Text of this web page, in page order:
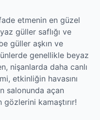
etmenin en güzel
güller saflığı ve
güller aşkın ve
genellikle beyaz
nişanlarda daha canlı
etkinliğin havasını
salonunda açan
kamaştırır!